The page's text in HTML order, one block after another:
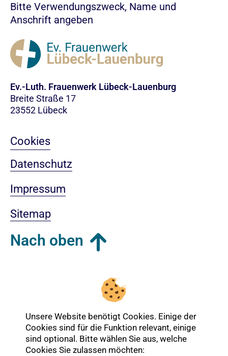
Bitte Verwendungszweck, Name und
Anschrift angeben
Ev.-Luth. Frauenwerk Lübeck-Lauenburg
Breite Straße 17
23552 Lübeck
Cookies
Datenschutz
Impressum
Sitemap
Nach oben
Unsere Website benötigt Cookies. Einige der
Cookies sind für die Funktion relevant, einige
sind optional. Bitte wählen Sie aus, welche
Cookies Sie zulassen möchten: